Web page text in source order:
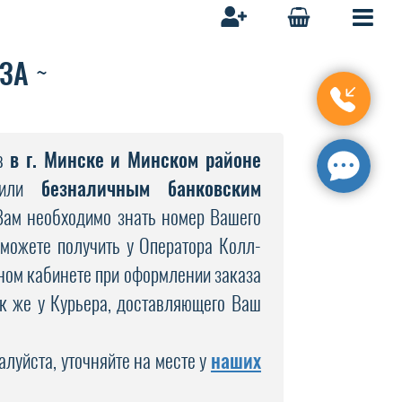
в г. Минске и Минском районе
безналичным банковским
необходимо знать номер Вашего
получить у Оператора Колл-
кабинете при оформлении заказа
же у Курьера, доставляющего Ваш
уточняйте на месте у наших